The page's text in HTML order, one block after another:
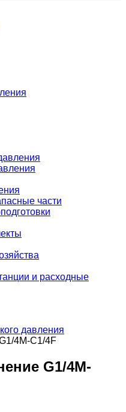
части
и расходные
давления
4M-C1/4F
G1/4M-